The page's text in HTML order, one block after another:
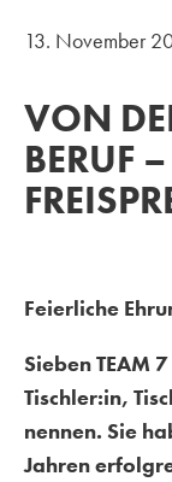
13. November
VON
BERUF
Feierliche
Sieben TEAM
Tischler:in,
nennen. Sie
Jahren